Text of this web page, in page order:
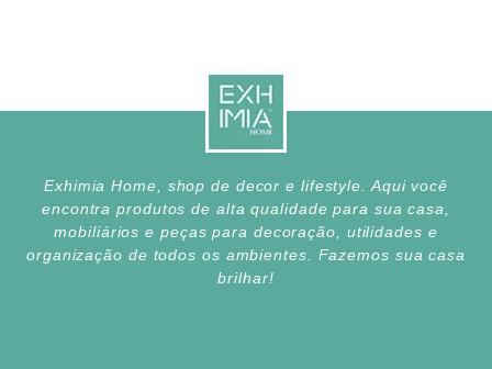
Exhimia Home, shop de decor e lifestyle. Aqui você
encontra produtos de alta qualidade para sua casa,
mobiliários e peças para decoração, utilidades e
organização de todos os ambientes. Fazemos sua casa
brilhar!